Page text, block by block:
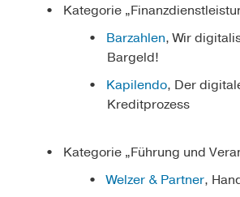
Kategorie
Barzahlen, Wir
Bargeld!
Kapilendo, Der
Kreditprozess
Kategorie „Führung und
Welzer & Partner,